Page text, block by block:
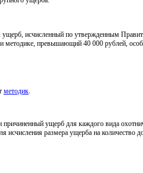
исчисленный по утвержденным
и методике, превышающий 40 000 рублей,
методик.
ущерб для каждого вида
исчисления размера ущерба на количество